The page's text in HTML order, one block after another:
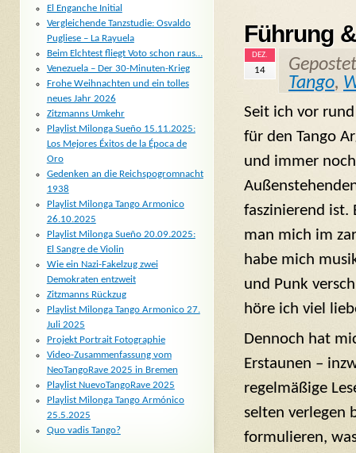
Führung
DEZ.
14
Tango,
Seit ich vor
für den Tango
und immer
faszinierend ist.
man mich im
habe mich
und Punk
höre ich viel
Dennoch hat
Erstaunen –
regelmäßige
selten verlegen
formulieren,
El Enganche Initial
Vergleichende Tanzstudie: Osvaldo
Pugliese – La Rayuela
Beim Elchtest fliegt Voto schon raus…
Venezuela – Der 30-Minuten-Krieg
Frohe Weihnachten und ein tolles
neues Jahr 2026
Zitzmanns Umkehr
Playlist Milonga Sueño 15.11.2025:
Los Mejores Éxitos de la Época de
Oro
Gedenken an die Reichspogromnacht
1938
Playlist Milonga Tango Armonico
26.10.2025
Playlist Milonga Sueño 20.09.2025:
El Sangre de Violin
Wie ein Nazi-Fakelzug zwei
Demokraten entzweit
Zitzmanns Rückzug
Playlist Milonga Tango Armonico 27.
Juli 2025
Projekt Portrait Fotographie
Video-Zusammenfassung vom
NeoTangoRave 2025 in Bremen
Playlist NuevoTangoRave 2025
Playlist Milonga Tango Armónico
25.5.2025
Quo vadis Tango?